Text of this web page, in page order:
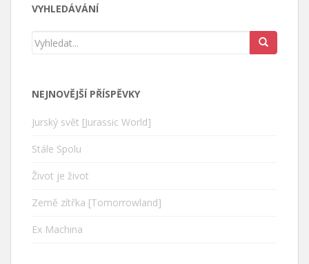
VYHLEDÁVÁNÍ
NEJNOVĚJŠÍ PŘÍSPĚVKY
Jurský svět [Jurassic World]
Stále Spolu
Život je život
Země zítřka [Tomorrowland]
Ex Machina